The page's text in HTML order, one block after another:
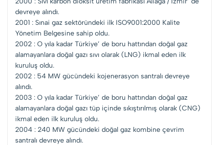
devreye alındı.
2001 : Sınai gaz sektöründeki ilk ISO9001:2000 Kalite
Yönetim Belgesine sahip oldu.
2002 : O yıla kadar Türkiye’ de boru hattından doğal gaz
alamayanlara doğal gazı sıvı olarak (LNG) ikmal eden ilk
kuruluş oldu.
2002 : 54 MW gücündeki kojenerasyon santralı devreye
alındı.
2003 : O yıla kadar Türkiye’ de boru hattından doğal gaz
alamayanlara doğal gazı tüp içinde sıkıştırılmış olarak (CNG)
ikmal eden ilk kuruluş oldu.
2004 : 240 MW gücündeki doğal gaz kombine çevrim
santralı devreye alındı.